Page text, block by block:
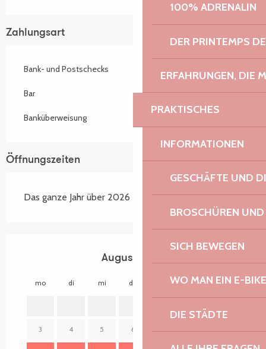
100% ADRENALIN
DER PRINTEMPS
ERFAHRUNGEN, DIE
PRAKTISCHES
INFORMATIONEN
GESCHÄFTE UND
BROSCHÜREN
SICH BEWEGEN
WO MAN EIN E-
DIE STÄDTE
Zahlungsart
Bank- und Postschecks
Bar
Banküberweisung
Öffnungszeiten
Das ganze Jahr über 2026
August 2026
mo di mi do sa so
3 4 5 6 7 8 9
mo
7